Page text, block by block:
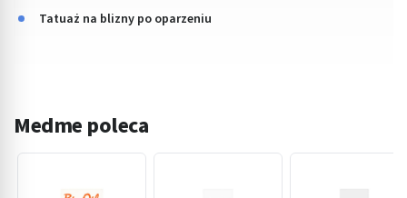
Tatuaż na blizny po oparzeniu
Medme poleca